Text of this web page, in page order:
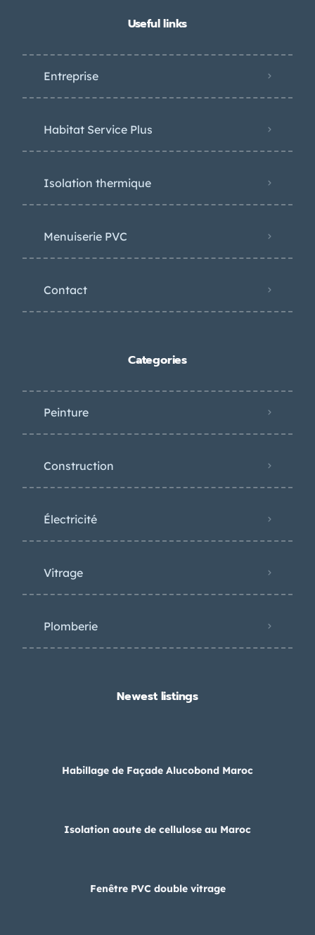
Useful links
Entreprise
Habitat Service Plus
Isolation thermique
Menuiserie PVC
Contact
Categories
Peinture
Construction
Électricité
Vitrage
Plomberie
Newest listings​
Habillage de Façade Alucobond Maroc
Isolation aoute de cellulose au Maroc
Fenêtre PVC double vitrage